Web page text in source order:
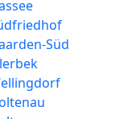
Süd